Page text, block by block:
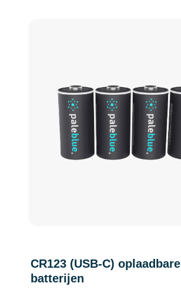
CR123 (USB-C) oplaadbare
batterijen